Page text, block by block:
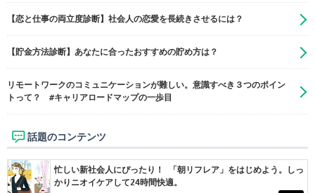
【恋と仕事の両立度診断】社会人の恋愛を長続きさせるには？
【貯金方法診断】あなたに合ったおすすめの貯め方は？
リモートワークのコミュニケーションが難しい。意識すべき３つのポイン
トって？ #キャリアロードマップの一歩目
話題のコンテンツ
忙しい新社会人にぴったり！ 「朝リフレア」をはじめよう。しっ
かりニオイケアして24時間快適。